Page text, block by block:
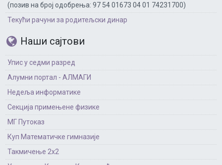
(позив на број одобрења: 97 54 01673 04 01 74231700)
Текући рачуни за родитељски динар
Наши сајтови
Упис у седми разред
Алумни портал - АЛМАГИ
Недеља информатике
Секција примењене физике
МГ Путоказ
Куп Математичке гимназије
Такмичење 2х2